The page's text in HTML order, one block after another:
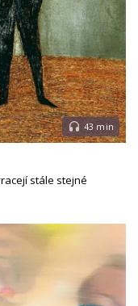
43 min
stále stejné